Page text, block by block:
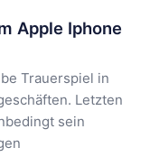
Apple Iphone
Trauerspiel in
Letzten
sein